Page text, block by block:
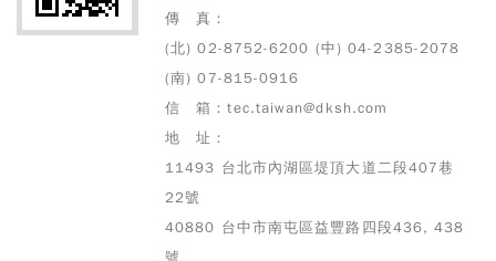
傳 真：
(北) 02-8752-6200 (中) 04-2385-2078
(南) 07-815-0916
信 箱：tec.taiwan@dksh.com
地 址：
11493 台北市內湖區堤頂大道二段407巷
22號
40880 台中市南屯區益豐路四段436, 438
號